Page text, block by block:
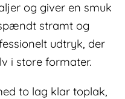
og giver en smuk
stramt og
udtryk, der
i store formater.
to lag klar toplak,